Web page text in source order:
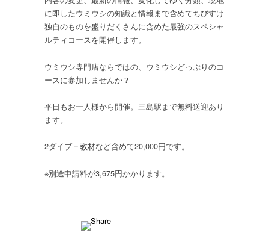
に即したウミウシの知識と情報まで含めてちびすけ
独自のものを盛りだくさんに含めた最強のスペシャ
ルティコースを開催します。
ウミウシ専門店ならではの、ウミウシどっぷりのコ
ースに参加しませんか？
平日もお一人様から開催。三島駅まで無料送迎あり
ます。
2ダイブ＋教材など含めて20,000円です。
※別途申請料が3,675円かかります。